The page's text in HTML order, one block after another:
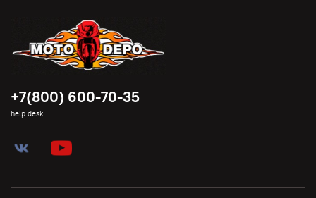
+7(800) 600-70-35
help desk